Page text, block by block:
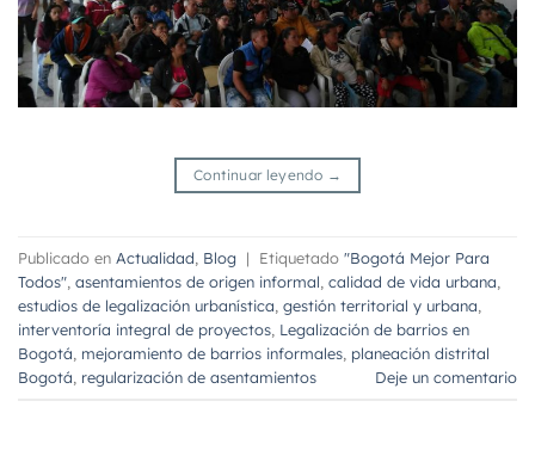
Continuar leyendo →
Publicado en Actualidad Blog | Etiquetado "Bogotá Mejor Para
Todos" asentamientos de origen informal calidad de vida urbana
estudios de legalización urbanística gestión territorial y urbana
interventoría integral de proyectos Legalización de barrios en
Bogotá mejoramiento de barrios informales planeación distrital
Bogotá regularización de asentamientos Deje un comentario